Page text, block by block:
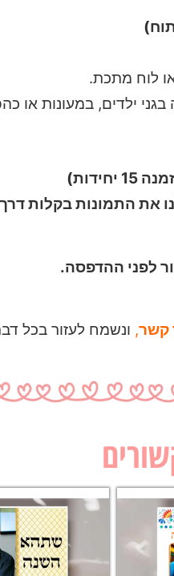
לוח מתכת.
ילדים, במעונות או
את התמונות בקלות
לפני ההדפסה.
קשר, ונשמח לעזור בכל